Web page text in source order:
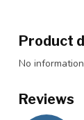
Product
No
Reviews